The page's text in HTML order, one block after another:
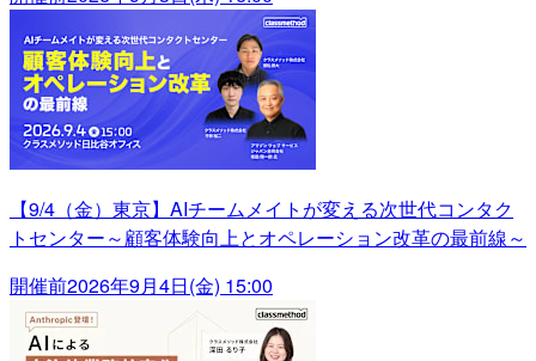
【9/4（金）東京】AIチームメイトが変える次世代コンタク
トセンター～顧客体験向上とオペレーション改革の最前線～
開催前2026年9月4日(金) 15:00